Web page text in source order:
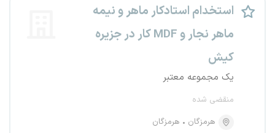
استخدام استادکار ماهر و نیمه
ماهر نجار و MDF کار در جزیره
کیش
یک مجموعه معتبر
منقضی شده
هرمزگان
هرمزگان